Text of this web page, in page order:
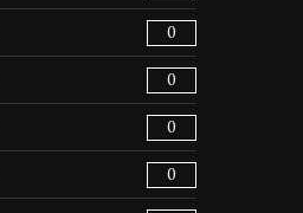
0
0
0
0